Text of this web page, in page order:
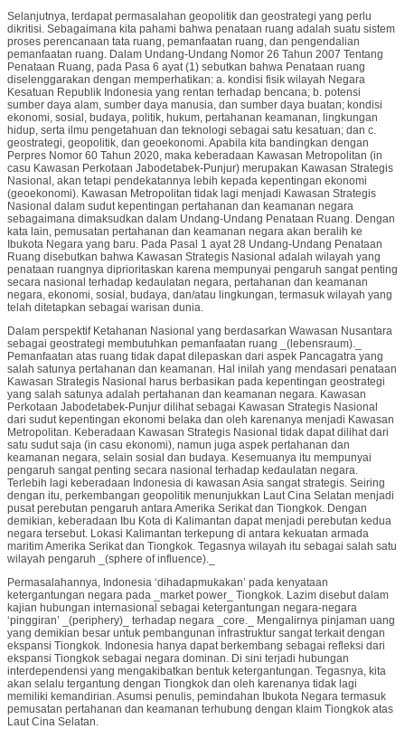
Selanjutnya, terdapat permasalahan geopolitik dan geostrategi yang perlu
dikritisi. Sebagaimana kita pahami bahwa penataan ruang adalah suatu sistem
proses perencanaan tata ruang, pemanfaatan ruang, dan pengendalian
pemanfaatan ruang. Dalam Undang-Undang Nomor 26 Tahun 2007 Tentang
Penataan Ruang, pada Pasa 6 ayat (1) sebutkan bahwa Penataan ruang
diselenggarakan dengan memperhatikan: a. kondisi fisik wilayah Negara
Kesatuan Republik Indonesia yang rentan terhadap bencana; b. potensi
sumber daya alam, sumber daya manusia, dan sumber daya buatan; kondisi
ekonomi, sosial, budaya, politik, hukum, pertahanan keamanan, lingkungan
hidup, serta ilmu pengetahuan dan teknologi sebagai satu kesatuan; dan c.
geostrategi, geopolitik, dan geoekonomi. Apabila kita bandingkan dengan
Perpres Nomor 60 Tahun 2020, maka keberadaan Kawasan Metropolitan (in
casu Kawasan Perkotaan Jabodetabek-Punjur) merupakan Kawasan Strategis
Nasional, akan tetapi pendekatannya lebih kepada kepentingan ekonomi
(geoekonomi). Kawasan Metropolitan tidak lagi menjadi Kawasan Strategis
Nasional dalam sudut kepentingan pertahanan dan keamanan negara
sebagaimana dimaksudkan dalam Undang-Undang Penataan Ruang. Dengan
kata lain, pemusatan pertahanan dan keamanan negara akan beralih ke
Ibukota Negara yang baru. Pada Pasal 1 ayat 28 Undang-Undang Penataan
Ruang disebutkan bahwa Kawasan Strategis Nasional adalah wilayah yang
penataan ruangnya diprioritaskan karena mempunyai pengaruh sangat penting
secara nasional terhadap kedaulatan negara, pertahanan dan keamanan
negara, ekonomi, sosial, budaya, dan/atau lingkungan, termasuk wilayah yang
telah ditetapkan sebagai warisan dunia.
Dalam perspektif Ketahanan Nasional yang berdasarkan Wawasan Nusantara
sebagai geostrategi membutuhkan pemanfaatan ruang _(lebensraum)._
Pemanfaatan atas ruang tidak dapat dilepaskan dari aspek Pancagatra yang
salah satunya pertahanan dan keamanan. Hal inilah yang mendasari penataan
Kawasan Strategis Nasional harus berbasikan pada kepentingan geostrategi
yang salah satunya adalah pertahanan dan keamanan negara. Kawasan
Perkotaan Jabodetabek-Punjur dilihat sebagai Kawasan Strategis Nasional
dari sudut kepentingan ekonomi belaka dan oleh karenanya menjadi Kawasan
Metropolitan. Keberadaan Kawasan Strategis Nasional tidak dapat dilihat dari
satu sudut saja (in casu ekonomi), namun juga aspek pertahanan dan
keamanan negara, selain sosial dan budaya. Kesemuanya itu mempunyai
pengaruh sangat penting secara nasional terhadap kedaulatan negara.
Terlebih lagi keberadaan Indonesia di kawasan Asia sangat strategis. Seiring
dengan itu, perkembangan geopolitik menunjukkan Laut Cina Selatan menjadi
pusat perebutan pengaruh antara Amerika Serikat dan Tiongkok. Dengan
demikian, keberadaan Ibu Kota di Kalimantan dapat menjadi perebutan kedua
negara tersebut. Lokasi Kalimantan terkepung di antara kekuatan armada
maritim Amerika Serikat dan Tiongkok. Tegasnya wilayah itu sebagai salah satu
wilayah pengaruh _(sphere of influence)._
Permasalahannya, Indonesia ‘dihadapmukakan’ pada kenyataan
ketergantungan negara pada _market power_ Tiongkok. Lazim disebut dalam
kajian hubungan internasional sebagai ketergantungan negara-negara
‘pinggiran’ _(periphery)_ terhadap negara _core._ Mengalirnya pinjaman uang
yang demikian besar untuk pembangunan infrastruktur sangat terkait dengan
ekspansi Tiongkok. Indonesia hanya dapat berkembang sebagai refleksi dari
ekspansi Tiongkok sebagai negara dominan. Di sini terjadi hubungan
interdependensi yang mengakibatkan bentuk ketergantungan. Tegasnya, kita
akan selalu tergantung dengan Tiongkok dan oleh karenanya tidak lagi
memiliki kemandirian. Asumsi penulis, pemindahan Ibukota Negara termasuk
pemusatan pertahanan dan keamanan terhubung dengan klaim Tiongkok atas
Laut Cina Selatan.